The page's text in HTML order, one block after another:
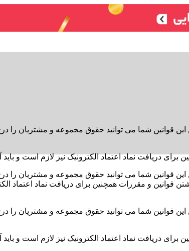
قوانین شما می توانید حقوق مجموعه و مشتریان را درج
دریافت نماد اعتماد الکترونیک نیز لازم است و
قوانین شما می توانید حقوق مجموعه و مشتریان را درج
و مقررات همچنین برای دریافت نماد اعتماد
قوانین شما می توانید حقوق مجموعه و مشتریان را درج
دریافت نماد اعتماد الکترونیک نیز لازم است و باید